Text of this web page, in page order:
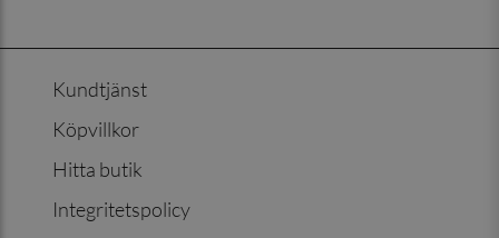
Kundtjänst
Köpvillkor
Hitta butik
Integritetspolicy